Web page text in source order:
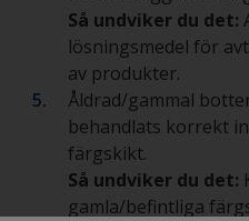
Så undviker du det:
lösningsmedel för
av produkter.
Åldrad/gammal
behandlats korrekt
färgskikt.
Så undviker du det:
gamla/befintliga